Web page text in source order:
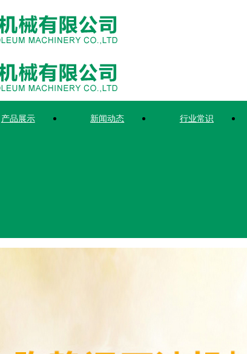
产品展示 新闻动态 行业常识